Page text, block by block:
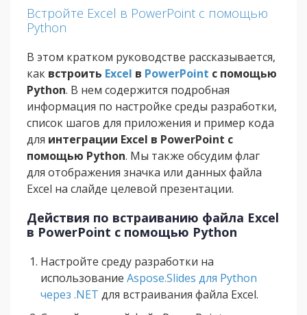
Встройте Excel в PowerPoint с помощью
Python
В этом кратком руководстве рассказывается,
как встроить Excel в PowerPoint с помощью
Python. В нем содержится подробная
информация по настройке среды разработки,
список шагов для приложения и пример кода
для интеграции Excel в PowerPoint с
помощью Python. Мы также обсудим флаг
для отображения значка или данных файла
Excel на слайде целевой презентации.
Действия по встраиванию файла Excel
в PowerPoint с помощью Python
Настройте среду разработки на
использование Aspose.Slides для Python
через .NET для встраивания файла Excel.